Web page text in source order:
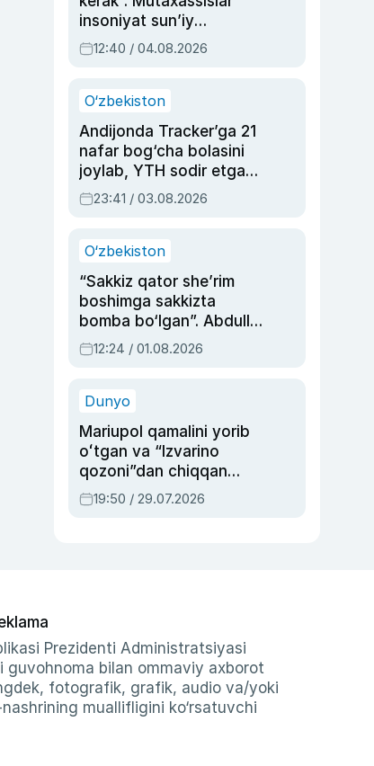
insoniyat sun’iy
intellektni boshqara
olmay qolishidan xavotir
12:40 / 04.08.2026
O‘zbekiston
Andijonda Tracker’ga 21
nafar bog‘cha bolasini
joylab, YTH sodir etgan
ayolga sud hukmi o‘qildi
23:41 / 03.08.2026
O‘zbekiston
“Sakkiz qator she’rim
boshimga sakkizta
bomba bo‘lgan”. Abdulla
Oripovni siyosiy
ayblovlardan asrab
12:24 / 01.08.2026
Dunyo
Mariupol qamalini yorib
oʻtgan va “Izvarino
qozoni”dan chiqqan
qahramon — Ukraina
armiyasi bosh
19:50 / 29.07.2026
Prezidenti Administratsiyasi
bilan ommaviy axborot
fotografik, grafik, audio va/yoki
muallifligini ko‘rsatuvchi